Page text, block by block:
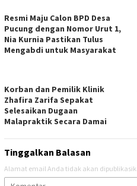
Resmi Maju Calon BPD Desa
Pucung dengan Nomor Urut 1,
Nia Kurnia Pastikan Tulus
Mengabdi untuk Masyarakat
Korban dan Pemilik Klinik
Zhafira Zarifa Sepakat
Selesaikan Dugaan
Malapraktik Secara Damai
Tinggalkan Balasan
Alamat email Anda tidak akan